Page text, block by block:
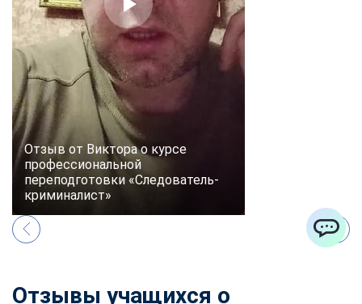
Отзыв от Виктора о курсе
профессиональной
переподготовки «Следователь-
криминалист»
Отзывы учащихся о